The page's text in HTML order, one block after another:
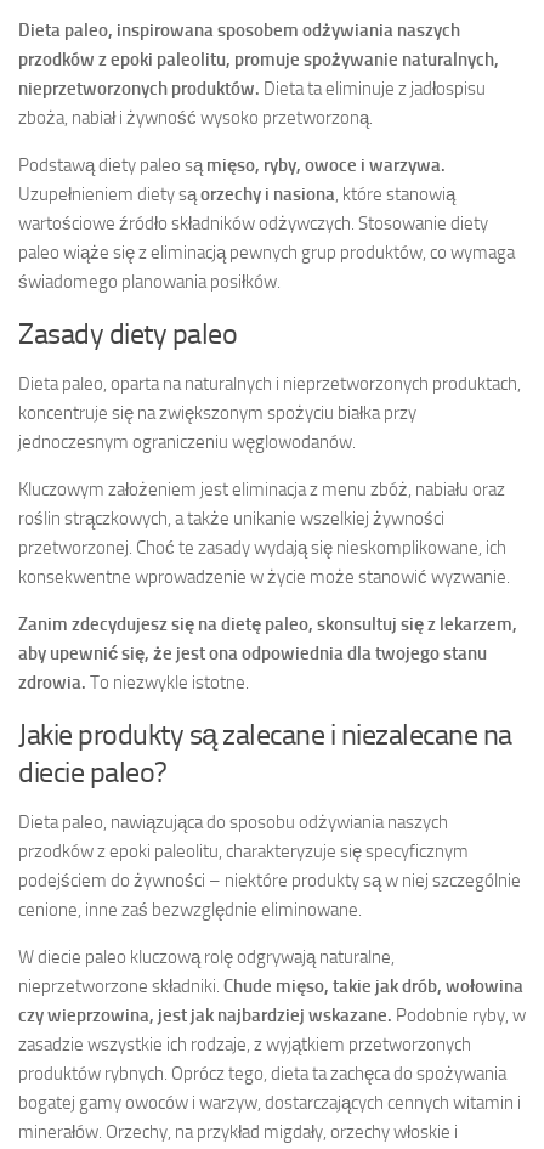
Dieta paleo, inspirowana sposobem odżywiania naszych
przodków z epoki paleolitu, promuje spożywanie naturalnych,
nieprzetworzonych produktów. Dieta ta eliminuje z jadłospisu
zboża, nabiał i żywność wysoko przetworzoną.
Podstawą diety paleo sąmięso, ryby, owoce i warzywa.
Uzupełnieniem diety sąorzechy i nasiona, które stanowią
wartościowe źródło składników odżywczych. Stosowanie diety
paleo wiąże się z eliminacją pewnych grup produktów, co wymaga
świadomego planowania posiłków.
Zasady diety paleo
Dieta paleo, oparta na naturalnych i nieprzetworzonych produktach,
koncentruje się na zwiększonym spożyciu białka przy
jednoczesnym ograniczeniu węglowodanów.
Kluczowym założeniem jest eliminacja z menu zbóż, nabiału oraz
roślin strączkowych, a także unikanie wszelkiej żywności
przetworzonej. Choć te zasady wydają się nieskomplikowane, ich
konsekwentne wprowadzenie w życie może stanowić wyzwanie.
Zanim zdecydujesz się na dietę paleo, skonsultuj się z lekarzem,
aby upewnić się, że jest ona odpowiednia dla twojego stanu
zdrowia. To niezwykle istotne.
Jakie produkty są zalecane i niezalecane na
diecie paleo?
Dieta paleo, nawiązująca do sposobu odżywiania naszych
przodków z epoki paleolitu, charakteryzuje się specyficznym
podejściem do żywności – niektóre produkty są w niej szczególnie
cenione, inne zaś bezwzględnie eliminowane.
W diecie paleo kluczową rolę odgrywają naturalne,
nieprzetworzone składniki. Chude mięso, takie jak drób, wołowina
czy wieprzowina, jest jak najbardziej wskazane. Podobnie ryby, w
zasadzie wszystkie ich rodzaje, z wyjątkiem przetworzonych
produktów rybnych. Oprócz tego, dieta ta zachęca do spożywania
bogatej gamy owoców i warzyw, dostarczających cennych witamin i
minerałów. Orzechy, na przykład migdały, orzechy włoskie i